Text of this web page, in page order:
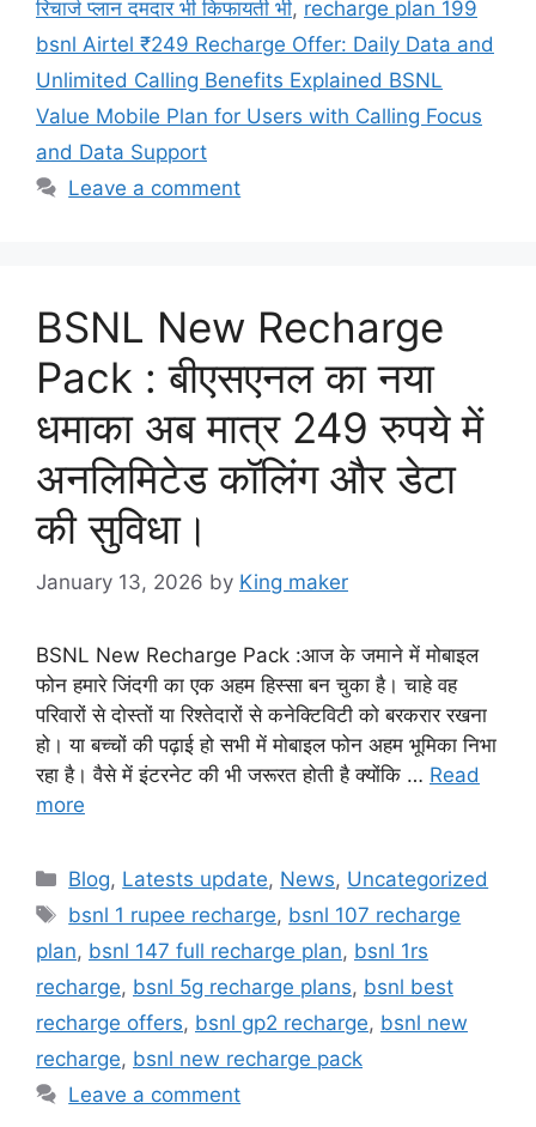
रिचार्ज प्लान दमदार भी किफायती भी, recharge plan 199
bsnl Airtel ₹249 Recharge Offer: Daily Data and
Unlimited Calling Benefits Explained BSNL
Value Mobile Plan for Users with Calling Focus
and Data Support
Leave a comment
BSNL New Recharge
Pack : बीएसएनल का नया
धमाका अब मात्र 249 रुपये में
अनलिमिटेड कॉलिंग और डेटा
की सुविधा।
January 13, 2026 by King maker
BSNL New Recharge Pack :आज के जमाने में मोबाइल
फोन हमारे जिंदगी का एक अहम हिस्सा बन चुका है। चाहे वह
परिवारों से दोस्तों या रिश्तेदारों से कनेक्टिविटी को बरकरार रखना
हो। या बच्चों की पढ़ाई हो सभी में मोबाइल फोन अहम भूमिका निभा
रहा है। वैसे में इंटरनेट की भी जरूरत होती है क्योंकि … Read
more
Categories
Blog, Latests update, News, Uncategorized
Tags
bsnl 1 rupee recharge, bsnl 107 recharge
plan, bsnl 147 full recharge plan, bsnl 1rs
recharge, bsnl 5g recharge plans, bsnl best
recharge offers, bsnl gp2 recharge, bsnl new
recharge, bsnl new recharge pack
Leave a comment